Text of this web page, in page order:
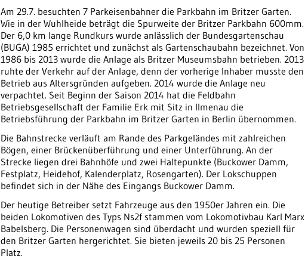
Am 29.7. besuchten 7 Parkeisenbahner die Parkbahn im Britzer Garten.
Wie in der Wuhlheide beträgt die Spurweite der Britzer Parkbahn 600mm.
Der 6,0 km lange Rundkurs wurde anlässlich der Bundesgartenschau
(BUGA) 1985 errichtet und zunächst als Gartenschaubahn bezeichnet. Von
1986 bis 2013 wurde die Anlage als Britzer Museumsbahn betrieben. 2013
ruhte der Verkehr auf der Anlage, denn der vorherige Inhaber musste den
Betrieb aus Altersgründen aufgeben. 2014 wurde die Anlage neu
verpachtet. Seit Beginn der Saison 2014 hat die Feldbahn
Betriebsgesellschaft der Familie Erk mit Sitz in Ilmenau die
Betriebsführung der Parkbahn im Britzer Garten in Berlin übernommen.
Die Bahnstrecke verläuft am Rande des Parkgeländes mit zahlreichen
Bögen, einer Brückenüberführung und einer Unterführung. An der
Strecke liegen drei Bahnhöfe und zwei Haltepunkte (Buckower Damm,
Festplatz, Heidehof, Kalenderplatz, Rosengarten). Der Lokschuppen
befindet sich in der Nähe des Eingangs Buckower Damm.
Der heutige Betreiber setzt Fahrzeuge aus den 1950er Jahren ein. Die
beiden Lokomotiven des Typs Ns2f stammen vom Lokomotivbau Karl Marx
Babelsberg. Die Personenwagen sind überdacht und wurden speziell für
den Britzer Garten hergerichtet. Sie bieten jeweils 20 bis 25 Personen
Platz.